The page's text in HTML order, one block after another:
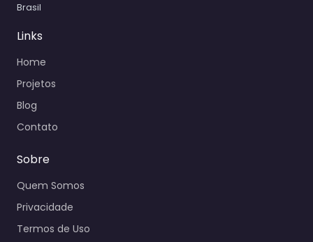
Brasil
Links
Home
Projetos
Blog
Contato
Sobre
Quem Somos
Privacidade
Termos de Uso